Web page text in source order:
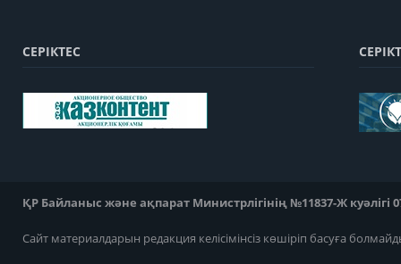
СЕРІКТЕС
ҚР Байланыс және ақпарат Министрлігінің №11837-Ж куәлігі
Сайт материалдарын редакция келісімінсіз көшіріп басуға